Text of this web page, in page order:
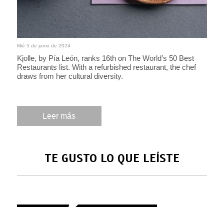
Mié 5 de junio de 2024
Kjolle, by Pía León, ranks 16th on The World’s 50 Best
Restaurants list. With a refurbished restaurant, the chef
draws from her cultural diversity.
Leer más
TE GUSTO LO QUE LEÍSTE